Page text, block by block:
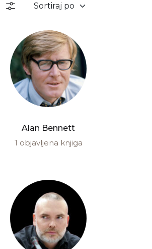
Alan Bennett
1 objavljena knjiga